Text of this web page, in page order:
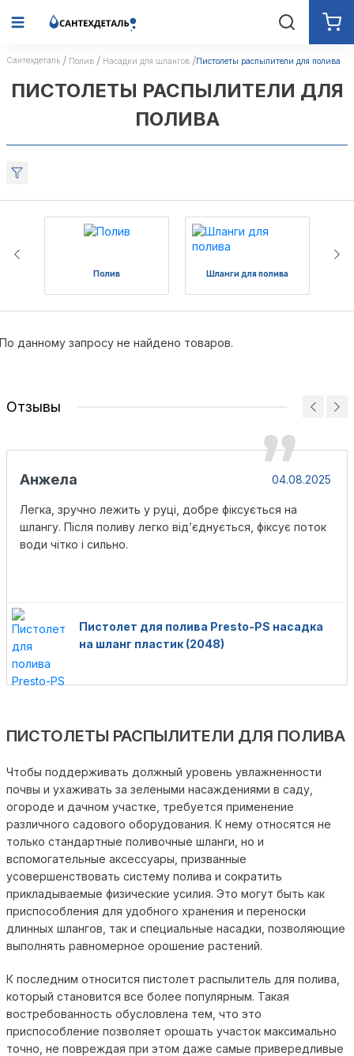
Сантехдеталь Полив Насадки для шлангов Пистолеты распылители для полива
ПИСТОЛЕТЫ РАСПЫЛИТЕЛИ ДЛЯ
ПОЛИВА
Полив Шланги для полива
По данному запросу не найдено товаров.
Отзывы
Анжела 04.08.2025
Легка, зручно лежить у руці, добре фіксується на
шлангу. Після поливу легко від’єднується, фіксує поток
води чітко і сильно.
Пистолет для полива Presto-PS насадка
на шланг пластик (2048)
ПИСТОЛЕТЫ РАСПЫЛИТЕЛИ ДЛЯ ПОЛИВА
Чтобы поддерживать должный уровень увлажненности
почвы и ухаживать за зелеными насаждениями в саду,
огороде и дачном участке, требуется применение
различного садового оборудования. К нему относятся не
только стандартные поливочные шланги, но и
вспомогательные аксессуары, призванные
усовершенствовать систему полива и сократить
прикладываемые физические усилия. Это могут быть как
приспособления для удобного хранения и переноски
длинных шлангов, так и специальные насадки, позволяющие
выполнять равномерное орошение растений.
К последним относится пистолет распылитель для полива,
который становится все более популярным. Такая
востребованность обусловлена тем, что это
приспособление позволяет орошать участок максимально
точно, не повреждая при этом даже самые привередливые